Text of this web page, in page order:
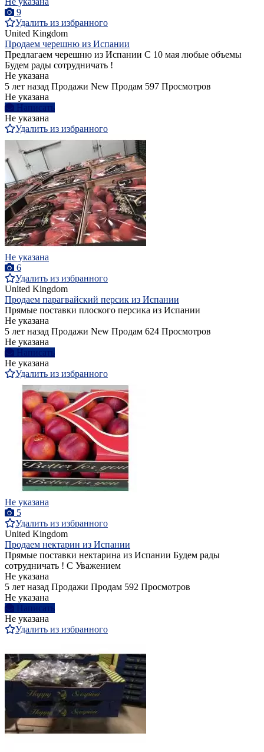
9
Удалить из избранного
United Kingdom
Продаем черешню из Испании
Предлагаем черешню из Испании С 10 мая любые объемы
Будем рады сотрудничать !
Не указана
5 лет назад Продажи New Продам 597 Просмотров
Не указана
Написать
Не указана
Удалить из избранного
Не указана
6
Удалить из избранного
United Kingdom
Продаем парагвайский персик из Испании
Прямые поставки плоского персика из Испании
Не указана
5 лет назад Продажи New Продам 624 Просмотров
Не указана
Написать
Не указана
Удалить из избранного
Не указана
5
Удалить из избранного
United Kingdom
Продаем нектарин из Испании
Прямые поставки нектарина из Испании Будем рады
сотрудничать ! С Уважением
Не указана
5 лет назад Продажи Продам 592 Просмотров
Не указана
Написать
Не указана
Удалить из избранного